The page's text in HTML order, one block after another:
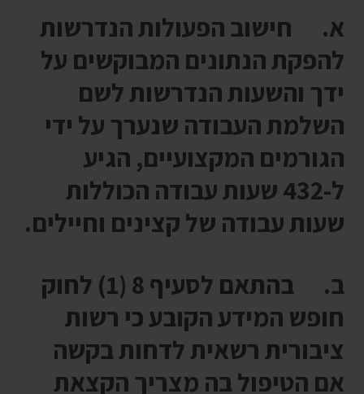
א. חישוב הפעולות הנדרשות
להפקת הנתונים המבוקשים על
ידך והשעות הנדרשות לשם
השלמת העבודה שנערך על ידי
הגורמים המקצועיים, הגיע
ל-432 שעות עבודה הכוללות
שעות עבודה של קצינים וחיילים.
ב. בהתאם לסעיף 8 (1) לחוק
חופש המידע הקובע כי רשות
ציבורית רשאית לדחות בקשה
אם הטיפול בה מצריך הקצאת